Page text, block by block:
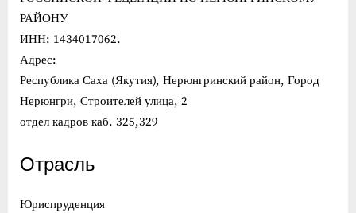
РАЙОНУ
ИНН: 1434017062.
Адрес:
Республика Саха (Якутия), Нерюнгринский район, Город
Нерюнгри, Строителей улица, 2
отдел кадров каб. 325,329
Отрасль
Юриспруденция